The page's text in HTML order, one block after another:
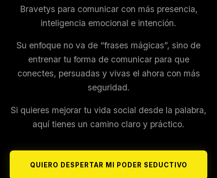
Bravetys para comunicar con más presencia,
inteligencia emocional e intención.
Su enfoque no va de “frases mágicas”, sino de
entrenar tu forma de comunicar para que
conectes, persuadas y vivas el ahora con más
seguridad.
Si quieres mejorar tu vida social desde la palabra,
aquí tienes un camino claro y práctico.
QUIERO DESPERTAR MI PODER SEDUCTIVO